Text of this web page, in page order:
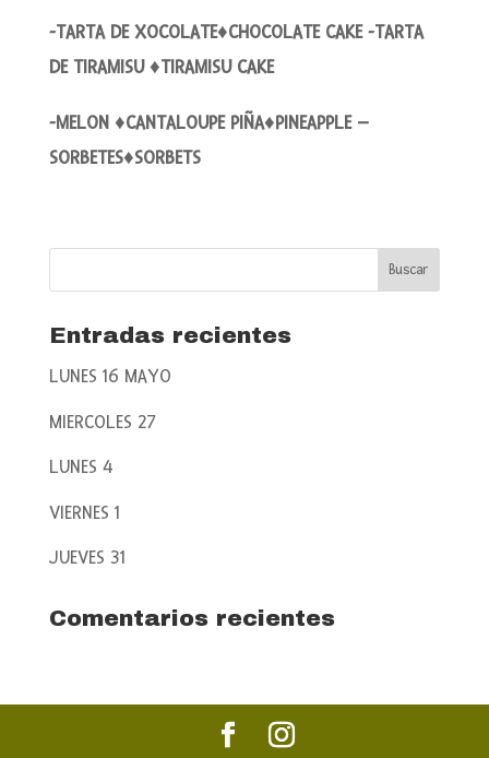
-TARTA DE XOCOLATE♦CHOCOLATE CAKE -TARTA
DE TIRAMISU ♦TIRAMISU CAKE
-MELON ♦CANTALOUPE PIÑA♦PINEAPPLE –
SORBETES♦SORBETS
Entradas recientes
LUNES 16 MAYO
MIERCOLES 27
LUNES 4
VIERNES 1
JUEVES 31
Comentarios recientes